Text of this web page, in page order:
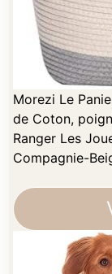
Morezi Le
de Coton,
Ranger Les
Compagnie-